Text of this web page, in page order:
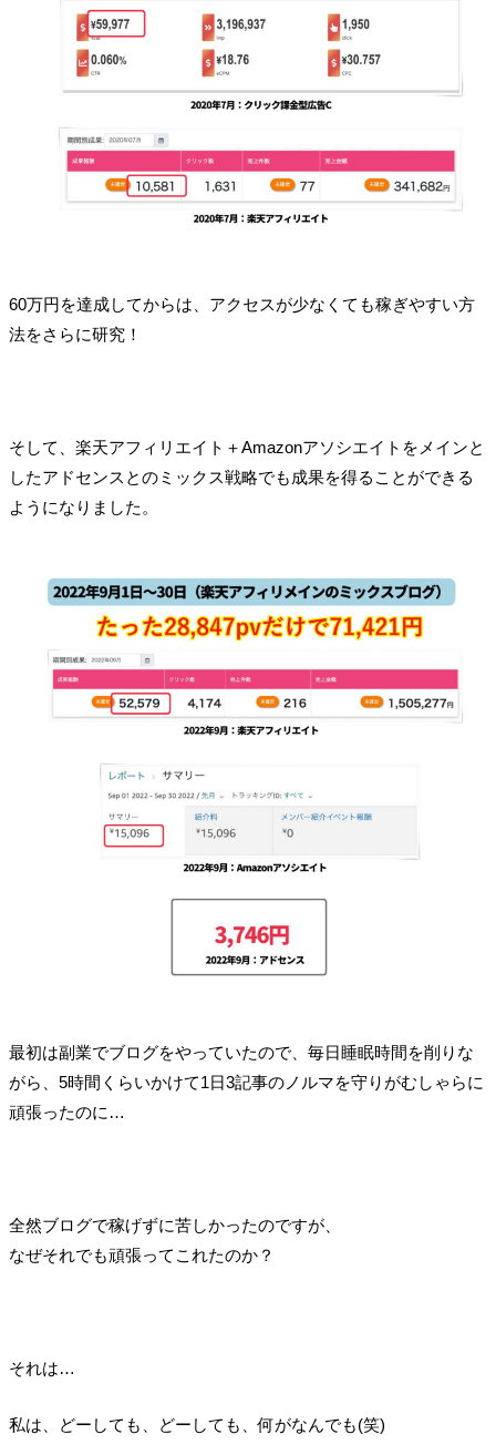
60万円を達成してからは、アクセスが少なくても稼ぎやすい方
法をさらに研究！
そして、楽天アフィリエイト＋Amazonアソシエイトをメインと
したアドセンスとのミックス戦略でも成果を得ることができる
ようになりました。
最初は副業でブログをやっていたので、毎日睡眠時間を削りな
がら、5時間くらいかけて1日3記事のノルマを守りがむしゃらに
頑張ったのに…
全然ブログで稼げずに苦しかったのですが、
なぜそれでも頑張ってこれたのか？
それは…
私は、どーしても、どーしても、何がなんでも(笑)